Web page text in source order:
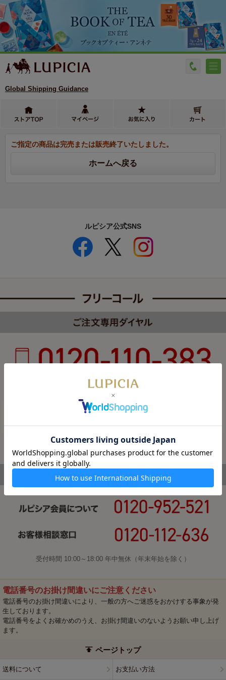
Global Shipping Guidance
ご指定の商品は完売または販売終了いたしました。
ルピシア公式SNS
カスタマーハラスメントについて
受付時間 10:00～18:00 年中無休（年末年始を除く）
電話番号のお掛け間違いにご注意ください
電話番号のお掛け間違いにより、一般の方へご迷惑をおかけする事象が発
生しております。
電話番号をよくお確かめのうえ、お掛け間違いのないようお願い申し上げ
ます。
ページトップ
送料について お支払い方法